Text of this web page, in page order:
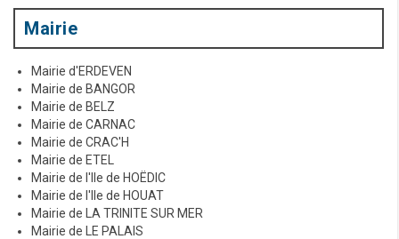
Mairie
Mairie d'ERDEVEN
Mairie de BANGOR
Mairie de BELZ
Mairie de CARNAC
Mairie de CRAC'H
Mairie de ETEL
Mairie de l'Ile de HOËDIC
Mairie de l'Ile de HOUAT
Mairie de LA TRINITE SUR MER
Mairie de LE PALAIS